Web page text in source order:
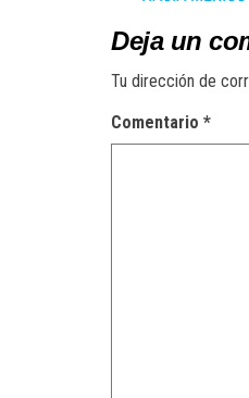
Deja un
Tu dirección de
Comentario *